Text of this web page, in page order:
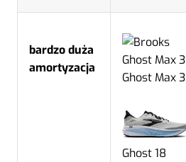
bardzo duża
amortyzacja
Ghost Max 3
Ghost 18